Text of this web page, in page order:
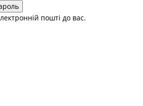
пошті до вас.